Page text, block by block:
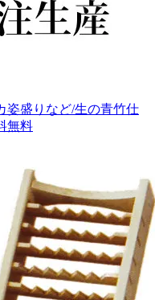
姿盛りなど/生の青竹仕
無料